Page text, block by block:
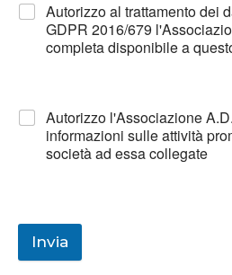
Autorizzo al trattamento dei
GDPR 2016/679
completa disponibile a
Autorizzo l'Associazione
informazioni sulle attività
società ad essa collegate
Invia